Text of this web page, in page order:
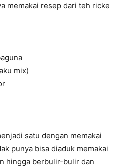
memakai resep dari teh ricke
mix)
satu dengan memakai
punya bisa diaduk memakai
hingga berbulir-bulir dan